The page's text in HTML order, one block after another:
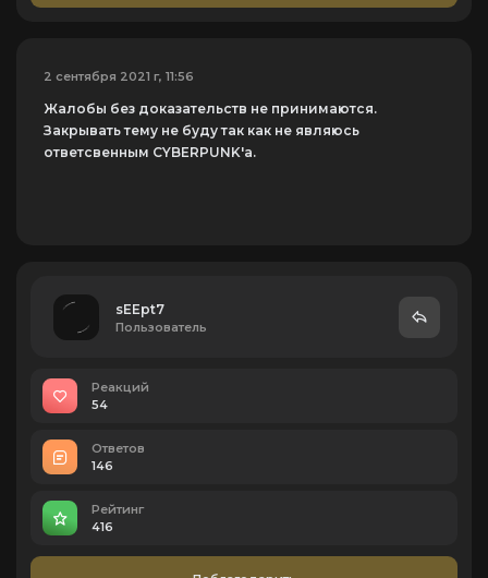
2 сентября 2021 г, 11:56
Жалобы без доказательств не принимаются.
Закрывать тему не буду так как не являюсь
ответсвенным CYBERPUNK'a.
sEEpt7
Пользователь
Реакций
54
Ответов
146
Рейтинг
416